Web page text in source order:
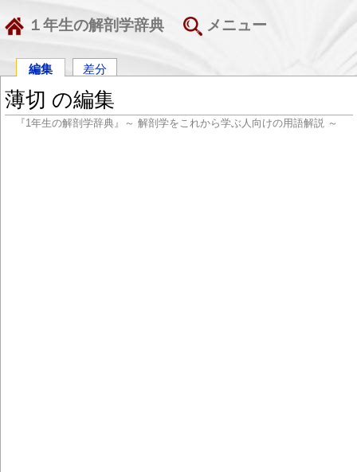
１年生の解剖学辞典 メニュー
編集 差分
薄切 の編集
『1年生の解剖学辞典』～ 解剖学をこれから学ぶ人向けの用語解説 ～